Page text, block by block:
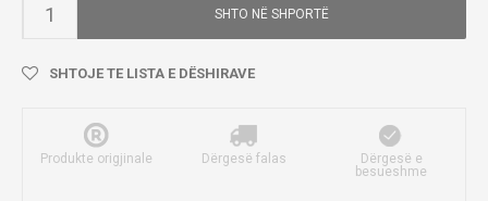
SHTO NË SHPORTË
SHTOJE TE LISTA E DËSHIRAVE
Produkte origjinale Dërgesë falas
Dërgesë e
besueshme